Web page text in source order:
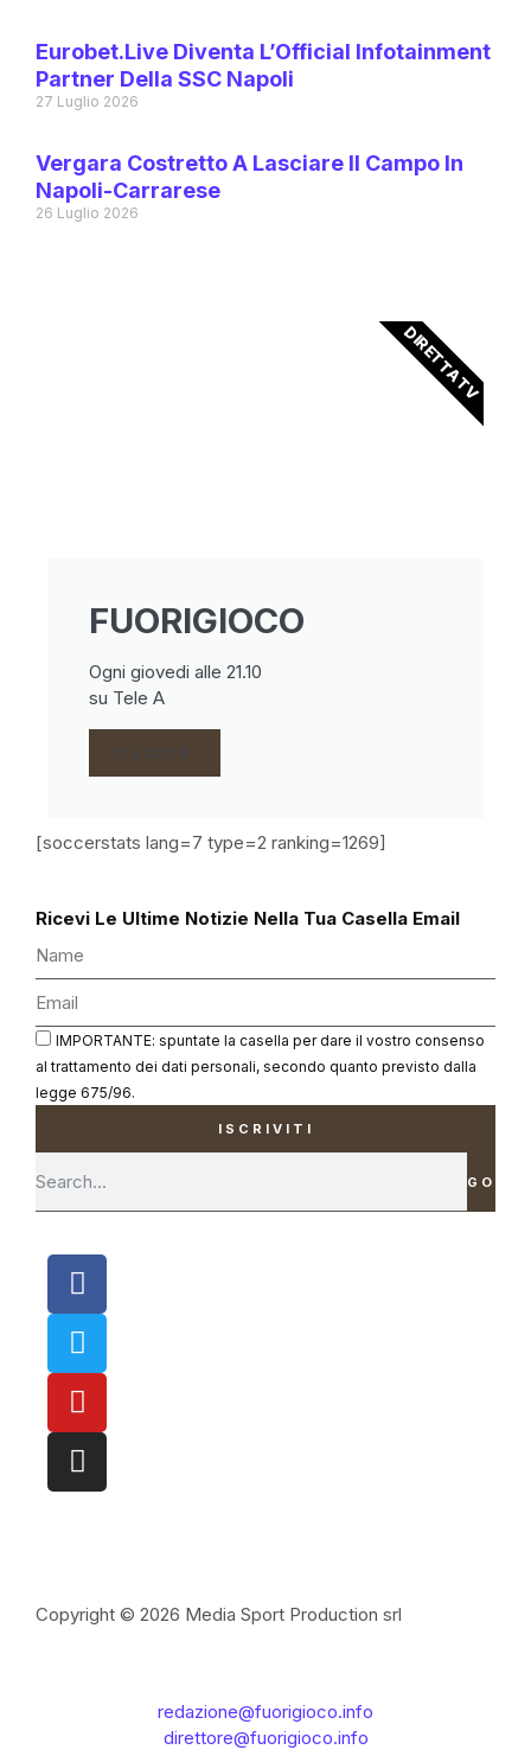
Eurobet.live Diventa L’Official Infotainment
Partner Della SSC Napoli
27 Luglio 2026
Vergara Costretto A Lasciare Il Campo In
Napoli-Carrarese
26 Luglio 2026
FUORIGIOCO
Ogni giovedi alle 21.10
su Tele A
CLICCA
DIRETTA TV
[soccerstats lang=7 type=2 ranking=1269]
Ricevi Le Ultime Notizie Nella Tua Casella Email
IMPORTANTE: spuntate la casella per dare il vostro consenso
al trattamento dei dati personali, secondo quanto previsto dalla
legge 675/96.
ISCRIVITI
GO
Copyright © 2026 Media Sport Production srl
redazione@fuorigioco.info
direttore@fuorigioco.info